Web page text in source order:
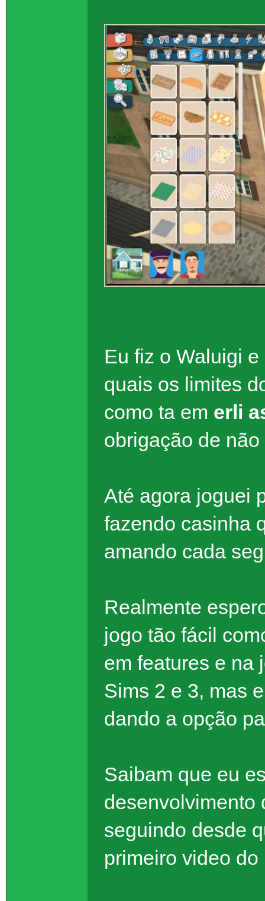
Eu fiz o Waluigi
quais os limites
como ta em erli
obrigação de
Até agora joguei
fazendo casinha
amando cada
Realmente
jogo tão fácil
em features e na
Sims 2 e 3, mas
dando a opção
Saibam que eu
desenvolvimento
seguindo desde
primeiro video